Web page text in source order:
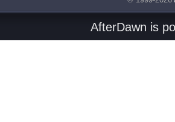
AfterDawn is